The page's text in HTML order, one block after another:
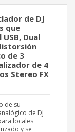
de DJ
que
Dual
de 3
de 4
Stereo FX
de su
de DJ
locales
y se